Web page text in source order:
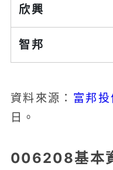
欣興
智邦
資料來源： 富邦投
日。
006208基本